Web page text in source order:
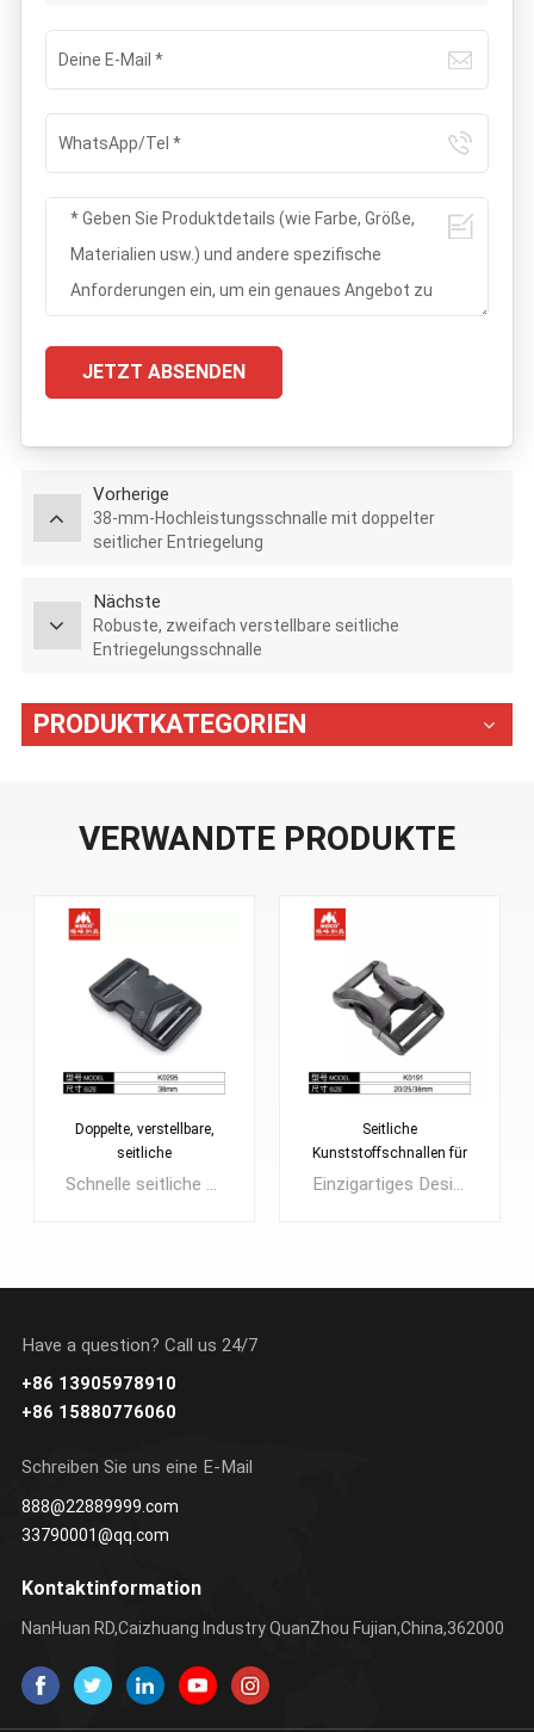
JETZT ABSENDEN
Vorherige
38-mm-Hochleistungsschnalle mit doppelter
seitlicher Entriegelung
Nächste
Robuste, zweifach verstellbare seitliche
Entriegelungsschnalle
PRODUKTKATEGORIEN
VERWANDTE PRODUKTE
Doppelte, verstellbare,
seitliche
Schnellverschlussschnallen
ERFAHREN SIE
Seitliche
Kunststoffschnallen für
Taschen
Have a question? Call us 24/7
+86 13905978910
+86 15880776060
Schreiben Sie uns eine E-Mail
888@22889999.com
33790001@qq.com
Kontaktinformation
NanHuan RD,Caizhuang Industry QuanZhou Fujian,China,362000